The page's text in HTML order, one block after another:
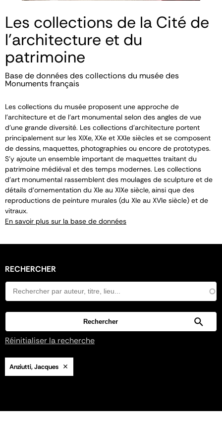
Les collections de la Cité de
l'architecture et du
patrimoine
Base de données des collections du musée des
Monuments français
Les collections du musée proposent une approche de
l’architecture et de l’art monumental selon des angles de vue
d’une grande diversité. Les collections d’architecture portent
principalement sur les XIXe, XXe et XXIe siècles et se composent
de dessins, maquettes, photographies ou encore de prototypes.
S’y ajoute un ensemble important de maquettes traitant du
patrimoine médiéval et des temps modernes. Les collections
d’art monumental rassemblent des moulages de sculpture et de
détails d’ornementation du XIe au XIXe siècle, ainsi que des
reproductions de peinture murales (du XIe au XVIe siècle) et de
vitraux.
En savoir plus sur la base de données
RECHERCHER
Réinitialiser la recherche
Anziutti, Jacques